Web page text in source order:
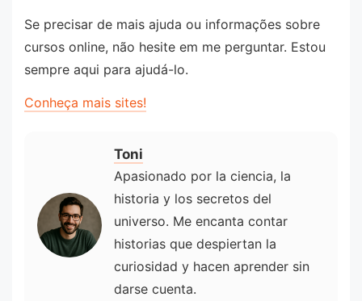
Se precisar de mais ajuda ou informações sobre
cursos online, não hesite em me perguntar. Estou
sempre aqui para ajudá-lo.
Conheça mais sites!
Toni
Apasionado por la ciencia, la
historia y los secretos del
universo. Me encanta contar
historias que despiertan la
curiosidad y hacen aprender sin
darse cuenta.